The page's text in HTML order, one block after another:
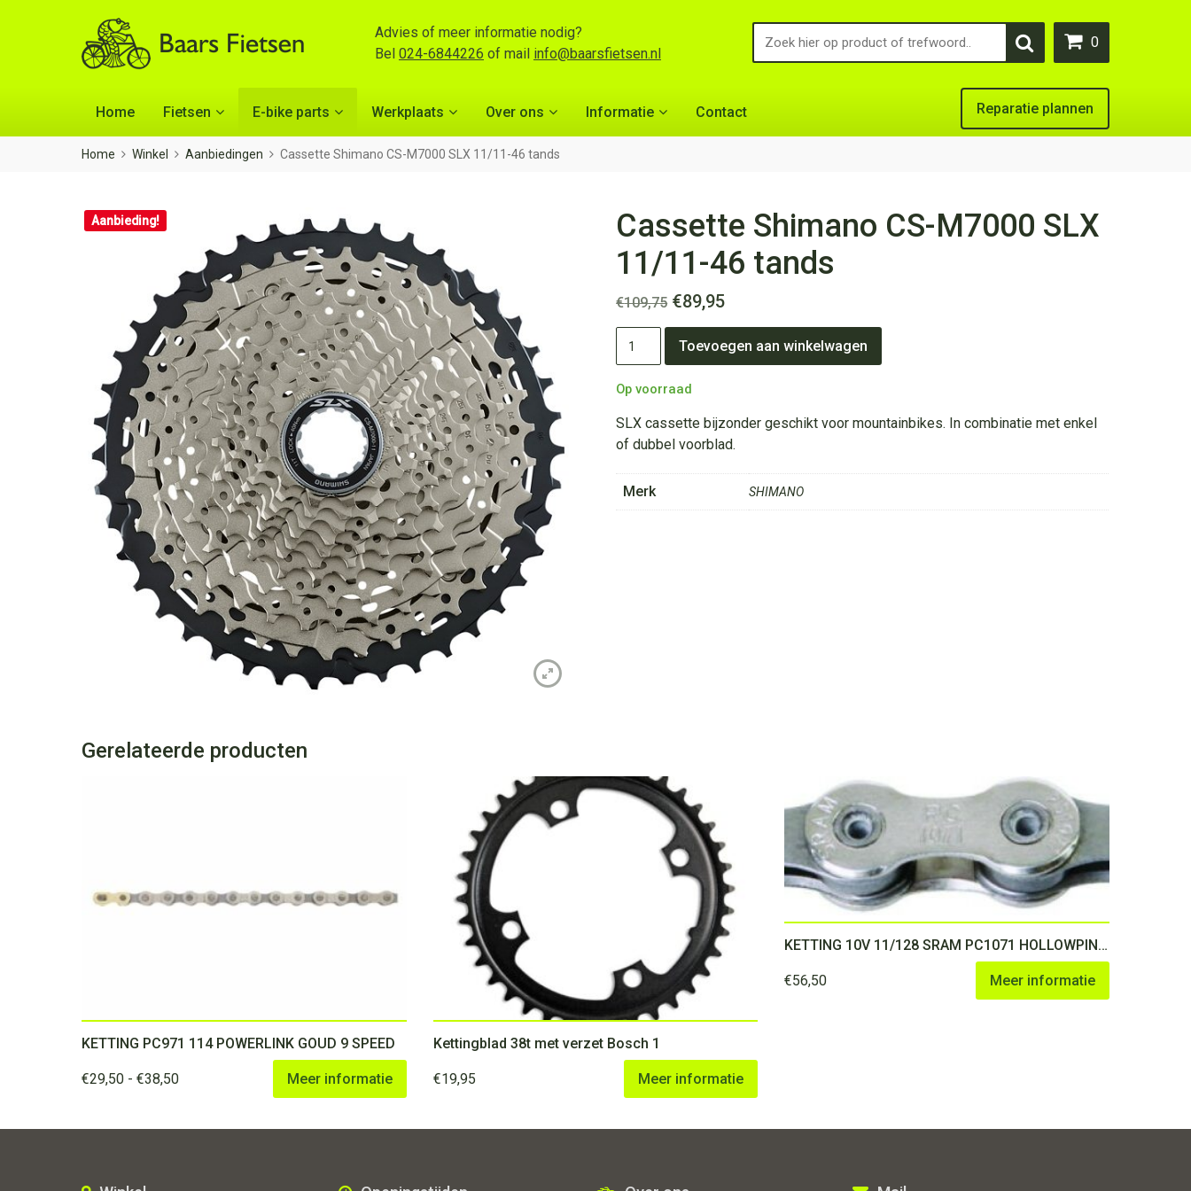
Advies of meer informatie nodig?
Bel 024-6844226 of mail info@baarsfietsen.nl
0
Home Fietsen E-bike parts Werkplaats Over ons Informatie Contact Reparatie plannen
Home Winkel Aanbiedingen Cassette Shimano CS-M7000 SLX 11/11-46 tands
Aanbieding!
Cassette Shimano CS-M7000 SLX
11/11-46 tands
€109,75 Oorspronkelijke
prijs
was:
€109,75.
€89,95Huidige
prijs
is:
€89,95.
Cassette
Shimano
CS-
M7000
SLX
11/11-
46
tands
aantal
Toevoegen aan winkelwagen
Op voorraad
SLX cassette bijzonder geschikt voor mountainbikes. In combinatie met enkel
of dubbel voorblad.
Merk SHIMANO
Gerelateerde producten
KETTING PC971 114 POWERLINK GOUD 9 SPEED
€29,50 - €38,50Prijsklasse:
€38,50
Meer informatie
Kettingblad 38t met verzet Bosch 1
€19,95 Meer informatie
KETTING 10V 11/128 SRAM PC1071 HOLLOWPIN 114
€56,50 Meer informatie